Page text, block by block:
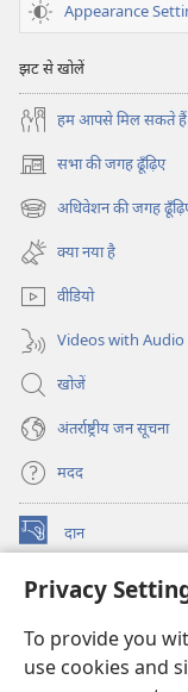
Privacy
To provide you
use cookies and
Appearance
झट से खोलें
हम आपसे मिल सकते हैं
सभा की जगह ढूँढ़िए
(opens
new
window)
अधिवेशन की जगह
(opens
new
window)
क्या नया है
वीडियो
Videos with
खोजें
अंतर्राष्ट्रीय जन सूचना
मदद
दान
(opens
window)
वॉचटावर ऑनलाइन
new
JW Hub ®
(opens